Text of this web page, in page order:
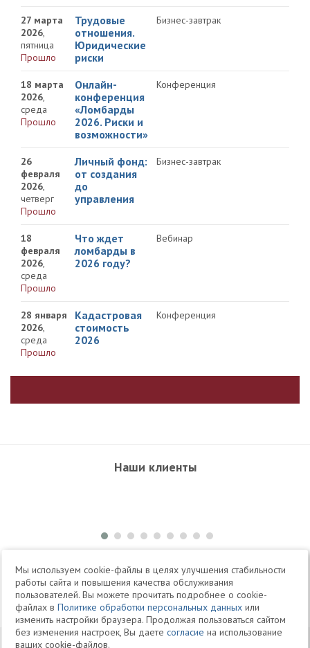
27 марта
2026,
пятница
Прошло
Трудовые
отношения.
Юридические
риски
Бизнес-завтрак
18 марта
2026,
среда
Прошло
Онлайн-
конференция
«Ломбарды
2026. Риски и
возможности»
Конференция
26
февраля
2026,
четверг
Прошло
Личный фонд:
от создания
до
управления
Бизнес-завтрак
18
февраля
2026,
среда
Прошло
Что ждет
ломбарды в
2026 году?
Вебинар
28 января
2026,
среда
Прошло
Кадастровая
стоимость
2026
Конференция
Наши клиенты
+7 495 504-34-61
Telegram Max
© 1994-2026 Юридическая Фирма «Клифф»
Мы используем cookie-файлы в целях улучшения стабильности
работы сайта и повышения качества обслуживания
пользователей. Вы можете прочитать подробнее о cookie-
файлах вПолитике обработки персональных данных или
изменить настройки браузера. Продолжая пользоваться сайтом
без изменения настроек, Вы даетесогласие на использование
ваших cookie-файлов.